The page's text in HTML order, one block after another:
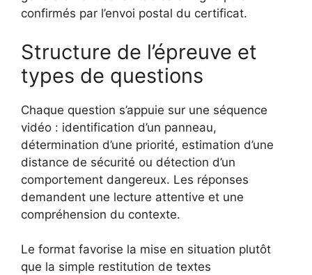
confirmés par l’envoi postal du certificat.
Structure de l’épreuve et
types de questions
Chaque question s’appuie sur une séquence
vidéo : identification d’un panneau,
détermination d’une priorité, estimation d’une
distance de sécurité ou détection d’un
comportement dangereux. Les réponses
demandent une lecture attentive et une
compréhension du contexte.
Le format favorise la mise en situation plutôt
que la simple restitution de textes